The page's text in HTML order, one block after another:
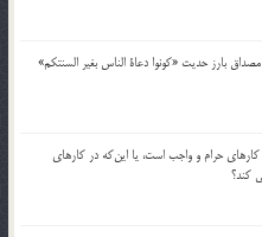
بارز حديث «كونوا دعاة الناس بغير السنتكم»
كارهاي حرام و واجب است، يا اين‌كه در كارهاي
كند؟